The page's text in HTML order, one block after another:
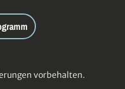
vorbehalten.